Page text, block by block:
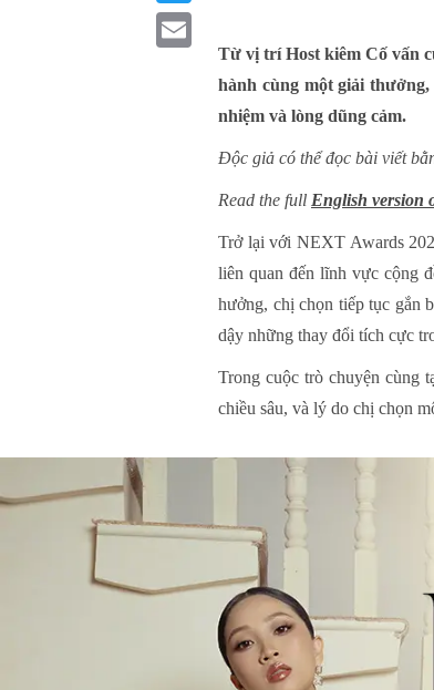
Từ vị trí Host kiêm Cố vấn
hành cùng một giải
nhiệm và lòng dũng cảm.
Độc giả có thể đọc bài viết
Read the full English version
Trở lại với NEXT Awards
liên quan đến lĩnh vực cộng
hưởng, chị chọn tiếp tục gắn
dậy những thay đổi tích cực
Trong cuộc trò chuyện cùng
chiều sâu, và lý do chị chọn
Twitter